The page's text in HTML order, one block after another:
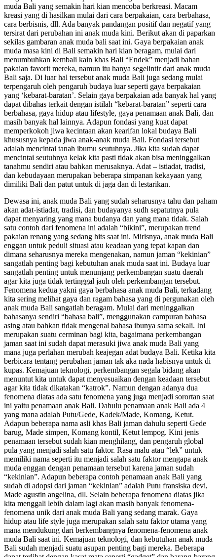
muda Bali yang semakin hari kian mencoba berkreasi. Macam
kreasi yang di hasilkan mulai dari cara berpakaian, cara berbahasa,
cara berbisnis, dll. Ada banyak pandangan positif dan negatif yang
tersirat dari perubahan ini anak muda kini. Berikut akan di paparkan
sekilas gambaran anak muda bali saat ini. Gaya berpakaian anak
muda masa kini di Bali semakin hari kian beragam, mulai dari
menumbuhkan kembali kain khas Bali “Endek” menjadi bahan
pakaian favorit mereka, namun itu hanya segelintir dari anak muda
Bali saja. Di luar hal tersebut anak muda Bali juga sedang mulai
terpengaruh oleh pengaruh budaya luar seperti gaya berpakaian
yang ‘kebarat-baratan’. Selain gaya berpakaian ada banyak hal yang
dapat dibahas terkait dengan istilah “kebarat-baratan” seperti cara
berbahasa, gaya hidup atau lifestyle, gaya penamaan anak Bali, dan
masih banyak hal lainnya. Adapun fondasi yang kuat dapat
memperkokoh jiwa kecintaan akan kearifan lokal budaya Bali
khususnya kepada jiwa anak-anak muda Bali. Fondasi tersebut
adalah mencintai tanah ibumu seutuhnya. Jika kita sudah dapat
mencintai seutuhnya kelak kita pasti tidak akan bisa meninggalkan
tanahmu sendiri atau bahkan merusaknya. Adat – istiadat, tradisi,
dan kebudayaan merupakan beberapa simpanan kekayaan yang
dimiliki Bali dan patut untuk di jaga dan di lestarikan.
Dewasa ini, anak muda Bali yang sudah seharusnya tahu dan paham
akan adat-istiadat, tradisi, dan budayanya sudh sepatutnya pula
dapat menyaring yang mana budanya dan yang mana tidak. Salah
satu contoh dari fenomena ini adalah “bikini”, merupakan trend
pakaian renang yang sedang hits saat ini. Mirisnya, anak muda Bali
enggan untuk peduli situasi atau keadaan yang tepat kapan dan
dimana seharusnya mereka mengenakan, namun jaman “kekinian”
sangatlah penting bagi kebutuhan anak muda saat ini. Budaya luar
sangatlah penting untuk menunjang perkembangan suatu daerah
agar kita juga tidak tertinggal jauh oleh perkembangan tersebut.
Fenomena kedua yakni gaya berbahasa anak muda Bali, terkadang
kita sering melihat gaya dan ragam bahasa yang di pergunakan oleh
anak muda Bali sangatlah beragam. Mulai dari meninggalkan
bahasanya sendiri “bahasa bali”, menggunakan campuran bahasa
asing atau bahkan tidak mengenal bahasa ibunya sama sekali. Ini
merupakan suatu cerminan bagi kita, bagaimana perkembangan
jaman saat ini sudah dapat merasuki jiwa anak muda Bali yang
mana juga perlahan merubah keajegan adat budaya Bali. Ketika kita
berbicara tentang perubahan jaman tak aka nada habisnya untuk di
kupas. Kemajuan teknologi, perkembangan segala bidang akan
menuntut kita untuk dapat menyesuaikan dengan keadaan tersebut
agar kita tidak dikatakan “katrok”. Namun dengan adanya dua
fenomena diatas ada satu fenomena yang juga menjadi sorortan saat
ini yaitu penamaan anak Bali. Dahulu penamaan anak Bali ada 4
yang mana adalah Putu/Gede, Kadek/Made, Komang, Ketut.
Adapun beberapa nama asli khas Bali jaman dahulu seperti Gede
barug, Made simpen, Komang kontil, Ketut lempog. Kini jenis
penamaan tersebut sudah kian menghilang, dan pengaruh global
pula yang menjadi salah satu faktor. Rasa malu atau “lek” untuk
memiliki nama seperti itu menjadi salah satu faktor mengapa anak
muda enggan dengan penamaan tersebut karena jaman sudah
“kekinian”. Adapun beberapa contoh penamaan anak Bali yang
sudah di adopsi dari jaman “kekinian” adalah Putu fransiska devi,
Made agustin angelina, dll. Selain beberapa fenomena diatas jika
kita menggali lebih dalam lagi akan masih banyak fenomena-
fenomena unik dari anak muda Bali yang sedang marak. Gaya
hidup atau life style juga merupakan salah satu faktor utama yang
mana mendukung dari berkembangnya fenomena-fenomena anak
muda Bali saat ini. Kemajuan teknologi, dan kebutuhan anak muda
Bali sudah menjadi suatu asupan penting bagi mereka. Beberapa